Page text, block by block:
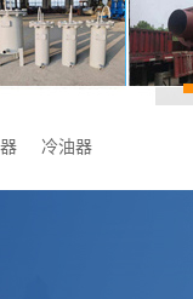
冷油器